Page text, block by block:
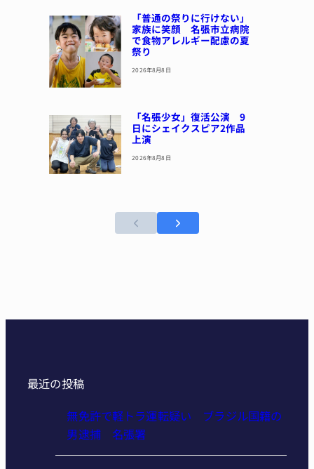
「普通の祭りに行けない」
家族に笑顔 名張市立病院
で食物アレルギー配慮の夏
祭り
2026年8月8日
「名張少女」復活公演 9
日にシェイクスピア2作品
上演
2026年8月8日
最近の投稿
無免許で軽トラ運転疑い ブラジル国籍の
男逮捕 名張署